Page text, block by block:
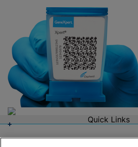
Quick Links
Über uns
Karriere